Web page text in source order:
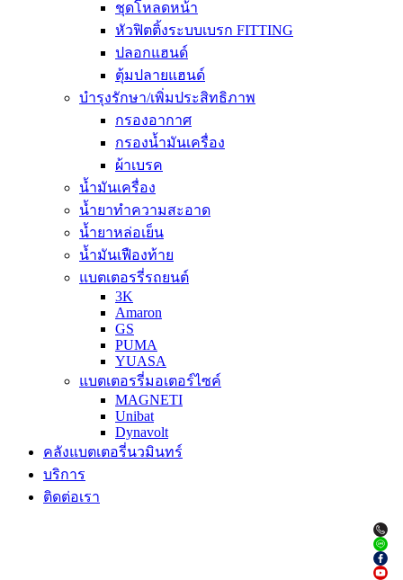
ชุดโหลดหน้า
หัวฟิตติ้งระบบเบรก FITTING
ปลอกแฮนด์
ตุ้มปลายแฮนด์
บำรุงรักษา/เพิ่มประสิทธิภาพ
กรองอากาศ
กรองน้ำมันเครื่อง
ผ้าเบรค
น้ำมันเครื่อง
น้ำยาทำความสะอาด
น้ำยาหล่อเย็น
น้ำมันเฟืองท้าย
แบตเตอรรี่รถยนต์
3K
Amaron
GS
PUMA
YUASA
แบตเตอรรี่มอเตอร์ไซค์
MAGNETI
Unibat
Dynavolt
คลังแบตเตอรี่นวมินทร์
บริการ
ติดต่อเรา